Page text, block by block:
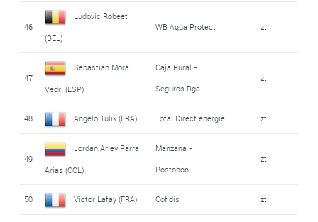
46
Ludovic Robeet
(BEL)
WB Aqua Protect zt
47
Sebastián Mora
Vedri (ESP)
Caja Rural -
Seguros Rga
zt
48 Angelo Tulik (FRA) Total Direct énergie zt
49
Jordan Arley Parra
Arias (COL)
Manzana -
Postobon
zt
50 Victor Lafay (FRA) Cofidis zt